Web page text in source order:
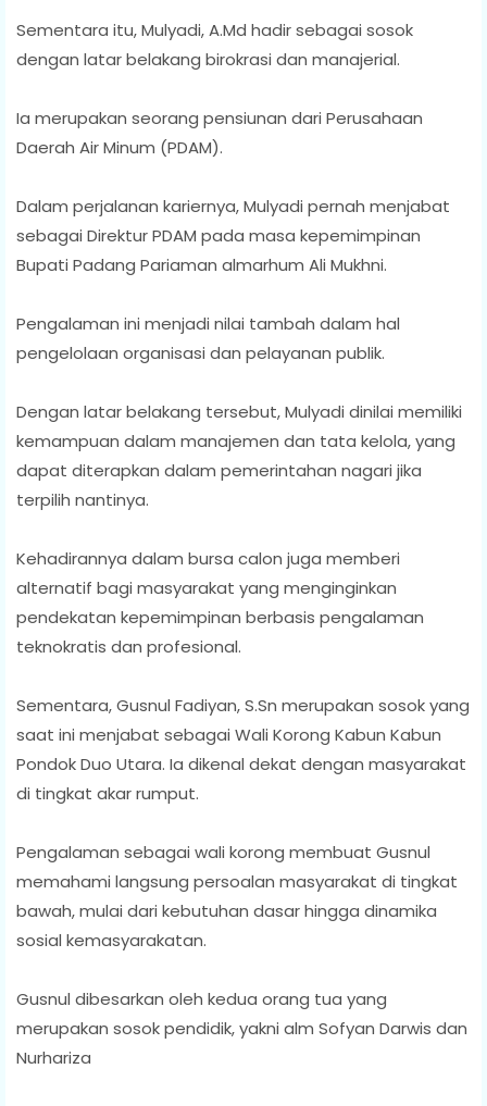
Sementara itu, Mulyadi, A.Md hadir sebagai sosok
dengan latar belakang birokrasi dan manajerial.
Ia merupakan seorang pensiunan dari Perusahaan
Daerah Air Minum (PDAM).
Dalam perjalanan kariernya, Mulyadi pernah menjabat
sebagai Direktur PDAM pada masa kepemimpinan
Bupati Padang Pariaman almarhum Ali Mukhni.
Pengalaman ini menjadi nilai tambah dalam hal
pengelolaan organisasi dan pelayanan publik.
Dengan latar belakang tersebut, Mulyadi dinilai memiliki
kemampuan dalam manajemen dan tata kelola, yang
dapat diterapkan dalam pemerintahan nagari jika
terpilih nantinya.
Kehadirannya dalam bursa calon juga memberi
alternatif bagi masyarakat yang menginginkan
pendekatan kepemimpinan berbasis pengalaman
teknokratis dan profesional.
Sementara, Gusnul Fadiyan, S.Sn merupakan sosok yang
saat ini menjabat sebagai Wali Korong Kabun Kabun
Pondok Duo Utara. Ia dikenal dekat dengan masyarakat
di tingkat akar rumput.
Pengalaman sebagai wali korong membuat Gusnul
memahami langsung persoalan masyarakat di tingkat
bawah, mulai dari kebutuhan dasar hingga dinamika
sosial kemasyarakatan.
Gusnul dibesarkan oleh kedua orang tua yang
merupakan sosok pendidik, yakni alm Sofyan Darwis dan
Nurhariza